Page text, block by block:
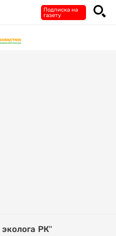
Подписка на
газету
РК"